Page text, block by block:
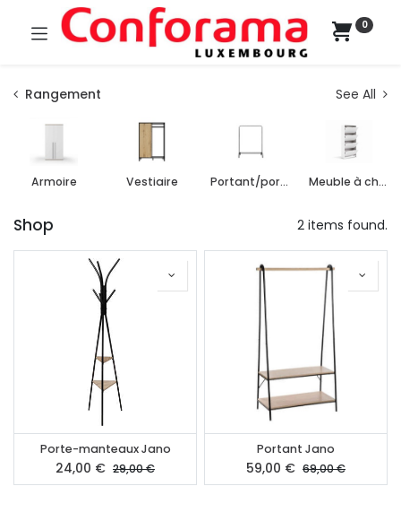
0
Rangement See All
Armoire Vestiaire Portant/porte-manteau Meuble à chaussure
Shop 2 items found.
Porte-manteaux Jano
24,00 € 29,00€
Portant Jano
59,00 € 69,00€